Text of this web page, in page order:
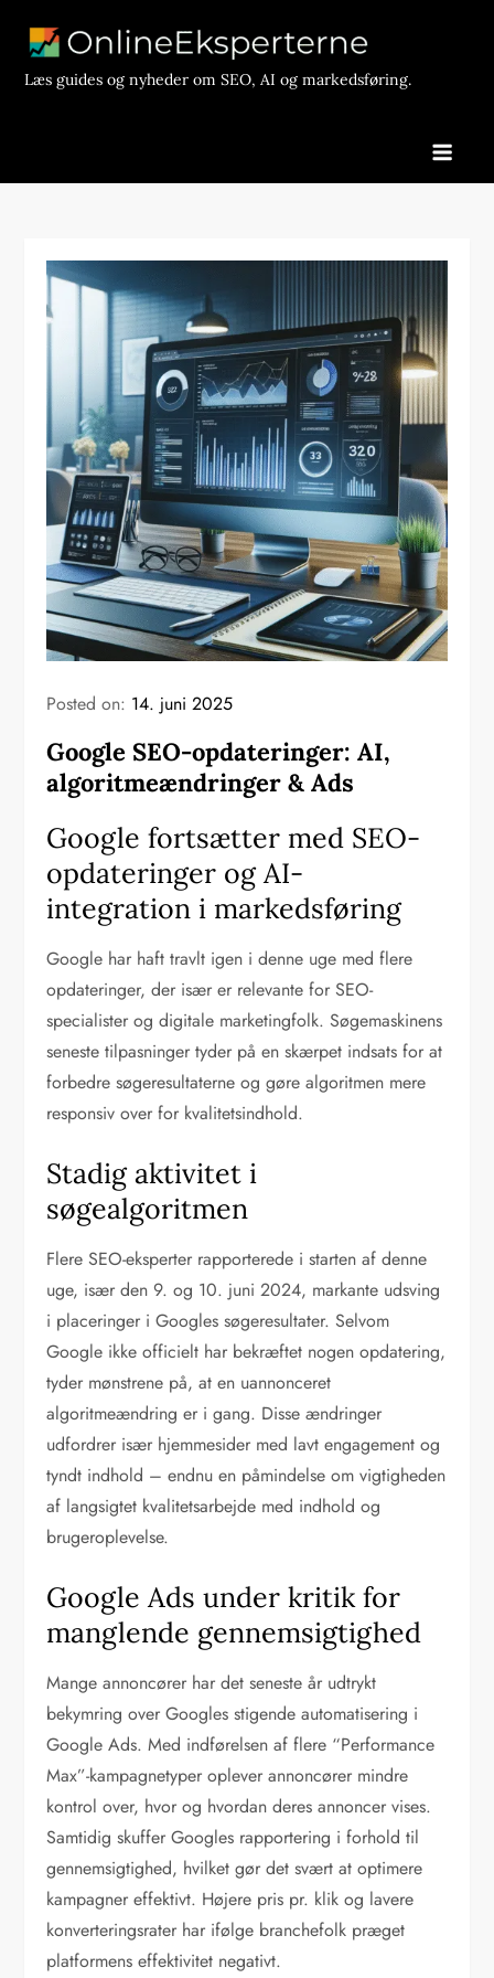
contentLæs guides og nyheder om SEO, AI og markedsføring.
Posted on: 14. juni 2025
Google SEO-opdateringer: AI,
algoritmeændringer & Ads
Google fortsætter med SEO-
opdateringer og AI-
integration i markedsføring
Google har haft travlt igen i denne uge med flere
opdateringer, der især er relevante for SEO-
specialister og digitale marketingfolk. Søgemaskinens
seneste tilpasninger tyder på en skærpet indsats for at
forbedre søgeresultaterne og gøre algoritmen mere
responsiv over for kvalitetsindhold.
Stadig aktivitet i
søgealgoritmen
Flere SEO-eksperter rapporterede i starten af denne
uge, især den 9. og 10. juni 2024, markante udsving
i placeringer i Googles søgeresultater. Selvom
Google ikke officielt har bekræftet nogen opdatering,
tyder mønstrene på, at en uannonceret
algoritmeændring er i gang. Disse ændringer
udfordrer især hjemmesider med lavt engagement og
tyndt indhold – endnu en påmindelse om vigtigheden
af langsigtet kvalitetsarbejde med indhold og
brugeroplevelse.
Google Ads under kritik for
manglende gennemsigtighed
Mange annoncører har det seneste år udtrykt
bekymring over Googles stigende automatisering i
Google Ads. Med indførelsen af flere “Performance
Max”-kampagnetyper oplever annoncører mindre
kontrol over, hvor og hvordan deres annoncer vises.
Samtidig skuffer Googles rapportering i forhold til
gennemsigtighed, hvilket gør det svært at optimere
kampagner effektivt. Højere pris pr. klik og lavere
konverteringsrater har ifølge branchefolk præget
platformens effektivitet negativt.